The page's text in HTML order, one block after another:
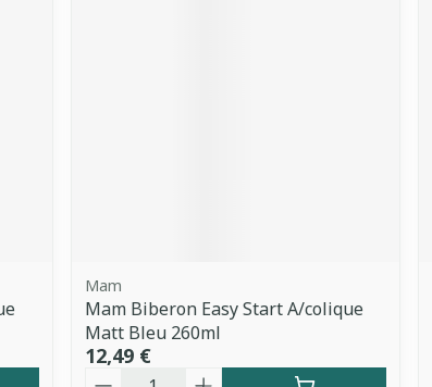
Mam
Mam Biberon Easy Start A/colique
Matt Bleu 260ml
12,49 €
Quantité